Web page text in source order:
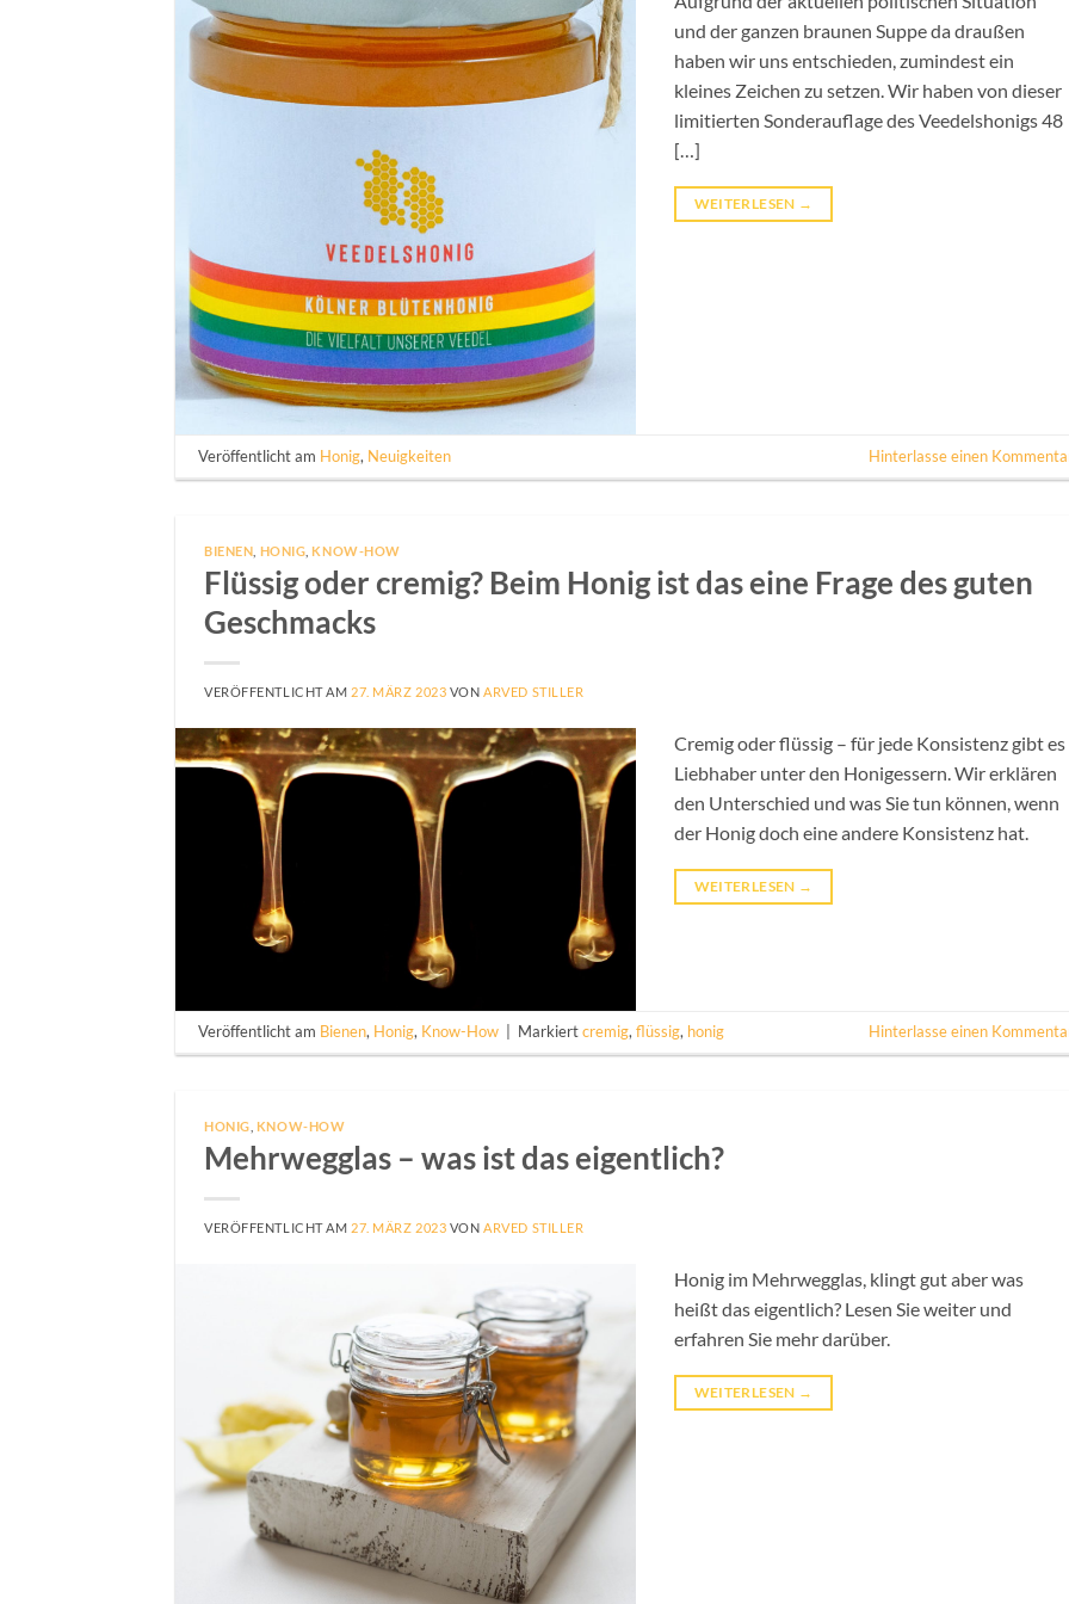
und der ganzen braunen Suppe da draußen
haben wir uns entschieden, zumindest ein
kleines Zeichen zu setzen. Wir haben von dieser
limitierten Sonderauflage des Veedelshonigs 48
[…]
WEITERLESEN →
Veröffentlicht am Honig, Neuigkeiten Hinterlasse einen
BIENEN HONIG KNOW-HOW
Flüssig oder cremig? Beim Honig ist das eine Frage des guten
Geschmacks
VERÖFFENTLICHT AM 27. MÄRZ 2023 VONARVED STILLER
Cremig oder flüssig – für jede Konsistenz gibt es
Liebhaber unter den Honigessern. Wir erklären
den Unterschied und was Sie tun können, wenn
der Honig doch eine andere Konsistenz hat.
WEITERLESEN →
Veröffentlicht am Bienen, Honig, Know-How Markiertcremig,flüssig, honig Hinterlasse einen
HONIG KNOW-HOW
Mehrwegglas – was ist das eigentlich?
VERÖFFENTLICHT AM 27. MÄRZ 2023 VONARVED STILLER
Honig im Mehrwegglas, klingt gut aber was
heißt das eigentlich? Lesen Sie weiter und
erfahren Sie mehr darüber.
WEITERLESEN →